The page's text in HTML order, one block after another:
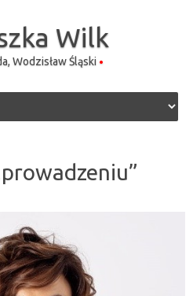
Wilk
Wodzisław Śląski